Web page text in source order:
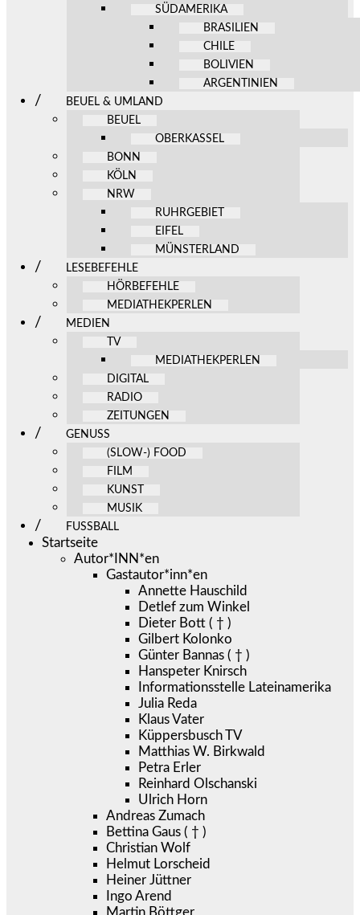
SÜDAMERIKA
BRASILIEN
CHILE
BOLIVIEN
ARGENTINIEN
BEUEL & UMLAND
BEUEL
OBERKASSEL
BONN
KÖLN
NRW
RUHRGEBIET
EIFEL
MÜNSTERLAND
LESEBEFEHLE
HÖRBEFEHLE
MEDIATHEKPERLEN
MEDIEN
TV
MEDIATHEKPERLEN
DIGITAL
RADIO
ZEITUNGEN
GENUSS
(SLOW-) FOOD
FILM
KUNST
MUSIK
FUSSBALL
Startseite
Autor*INN*en
Gastautor*inn*en
Annette Hauschild
Detlef zum Winkel
Dieter Bott ( † )
Gilbert Kolonko
Günter Bannas ( † )
Hanspeter Knirsch
Informationsstelle Lateinamerika
Julia Reda
Klaus Vater
Küppersbusch TV
Matthias W. Birkwald
Petra Erler
Reinhard Olschanski
Ulrich Horn
Andreas Zumach
Bettina Gaus ( † )
Christian Wolf
Helmut Lorscheid
Heiner Jüttner
Ingo Arend
Martin Böttger